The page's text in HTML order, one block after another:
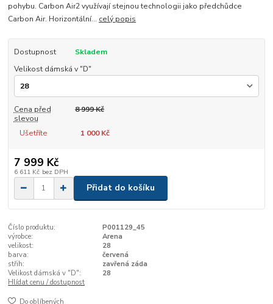
pohybu. Carbon Air2 využívají stejnou technologii jako předchůdce
Carbon Air. Horizontální... celý popis
Dostupnost
Skladem
Velikost dámská v "D"
Cena před
slevou
8 999 Kč
Ušetříte 1 000 Kč
7 999 Kč
6 611 Kč bez DPH
Přidat do košíku
Číslo produktu:
P001129_45
výrobce:
Arena
velikost:
28
barva:
červená
střih:
zavřená záda
Velikost dámská v "D":
28
Hlídat cenu / dostupnost
Do oblíbených